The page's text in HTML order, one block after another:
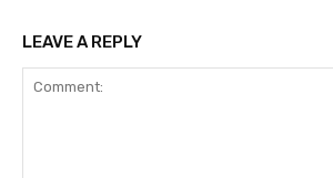
LEAVE A REPLY